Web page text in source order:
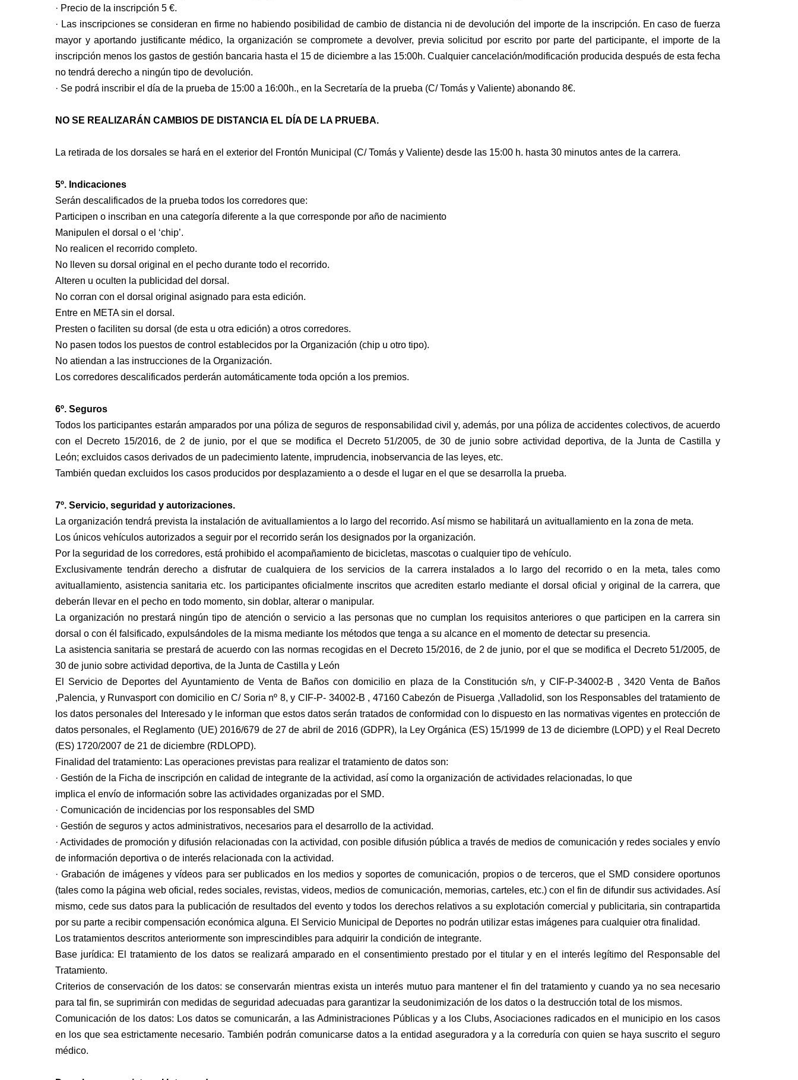
· Precio de la inscripción 5 €.
· Las inscripciones se consideran en firme no habiendo posibilidad de cambio de distancia ni dedevolución del importe de la inscripción. En caso de fuerza
mayor y aportando justificante médico, la organización se compromete a devolver, previa solicitud por escrito por parte del participante, el importe de la
inscripción menos los gastos de gestión bancaria hasta el 15 de diciembre a las 15:00h. Cualquier cancelación/modificación producida después de esta fecha
no tendrá derecho a ningún tipo de devolución.
· Se podrá inscribir el día de la prueba de 15:00 a 16:00h., en la Secretaría de la prueba (C/ Tomás y Valiente) abonando 8€.
NO SE REALIZARÁN CAMBIOS DE DISTANCIA EL DÍA DE LA PRUEBA.
La retirada de los dorsales se hará en el exterior del Frontón Municipal (C/ Tomás y Valiente) desde las 15:00 h. hasta 30 minutos antes de la carrera.
5º. Indicaciones
Serán descalificados de la prueba todos los corredores que:
Participen o inscriban en una categoría diferente a la que corresponde por año de nacimiento
Manipulen el dorsal o el ‘chip’.
No realicen el recorrido completo.
No lleven su dorsal original en el pecho durante todo el recorrido.
Alteren u oculten la publicidad del dorsal.
No corran con el dorsal original asignado para esta edición.
Entre en META sin el dorsal.
Presten o faciliten su dorsal (de esta u otra edición) a otros corredores.
No pasen todos los puestos de control establecidos por la Organización (chip u otro tipo).
No atiendan a las instrucciones de la Organización.
Los corredores descalificados perderán automáticamente toda opción a los premios.
6º. Seguros
Todos los participantes estarán amparados por una póliza de seguros de responsabilidad civil y,además, por una póliza de accidentes colectivos, de acuerdo
con el Decreto 15/2016, de 2 de junio, por el que se modifica el Decreto 51/2005, de 30 de junio sobre actividad deportiva, de la Junta de Castilla y
León; excluidos casos derivados de un padecimiento latente, imprudencia, inobservancia de las leyes, etc.
También quedan excluidos los casos producidos por desplazamiento a o desde el lugar en el que se desarrolla la prueba.
7º. Servicio, seguridad y autorizaciones.
La organización tendrá prevista la instalación de avituallamientos a lo largo del recorrido. Así mismo se habilitará un avituallamiento en la zona de meta.
Los únicos vehículos autorizados a seguir por el recorrido serán los designados por la organización.
Por la seguridad de los corredores, está prohibido el acompañamiento de bicicletas, mascotas o cualquier tipo de vehículo.
Exclusivamente tendrán derecho a disfrutar de cualquiera de los servicios de la carrera instalados a
lo largo del recorrido o en la meta, tales como
avituallamiento, asistencia sanitaria etc. los participantesoficialmente inscritos que acrediten estarlo mediante el dorsal oficial y original de la carrera, que
deberán
llevar en el pecho en todo momento, sin doblar, alterar o manipular.
La organización no prestará ningún tipo de atención o servicio a las personas que no cumplan los requisitos anteriores o que participen en la carrera sin
dorsal o con él falsificado, expulsándoles de la misma mediante los métodos que tenga a su alcance en el momento de detectar su presencia.
La asistencia sanitaria se prestará de acuerdo con las normas recogidas en el Decreto 15/2016, de 2 de junio, por el que se modifica el Decreto 51/2005, de
30 de junio sobre actividad deportiva, de la Junta de Castilla y León
El Servicio de Deportes del Ayuntamiento de Venta de Baños con domicilio en plaza de la Constitución s/n, y CIF-P-34002-B , 3420 Venta de Baños
,Palencia, y Runvasport con domicilio en C/ Soria nº 8, y CIF-P- 34002-B , 47160 Cabezón de Pisuerga ,Valladolid, son los Responsables del tratamiento de
los datos personales del Interesado y le informan que estos datos serán tratados de conformidad con lo dispuesto en las normativas vigentes en protección de
datos personales, el Reglamento (UE) 2016/679 de 27 de abril de 2016 (GDPR), la Ley Orgánica (ES) 15/1999 de 13 de diciembre (LOPD) y el Real Decreto
(ES) 1720/2007 de 21 de diciembre (RDLOPD).
Finalidad del tratamiento: Las operaciones previstas para realizar el tratamiento de datos son:
· Gestión de la Ficha de inscripción en calidad de integrante de la actividad, así como la organización de actividades relacionadas, lo que
implica el envío de información sobre las actividades organizadas por el SMD.
· Comunicación de incidencias por los responsables del SMD
· Gestión de seguros y actos administrativos, necesarios para el desarrollo de la actividad.
· Actividades de promoción y difusión relacionadas con la actividad, con posible difusión pública a través de medios de comunicación y redes sociales y envío
de información deportiva o de interés relacionada con la actividad.
· Grabación de imágenes y vídeos para ser publicados en los medios y soportes de comunicación, propios o de terceros, que el SMD considere oportunos
(tales como la página web oficial, redes sociales, revistas, videos, medios de comunicación, memorias, carteles, etc.)con el fin de difundir sus actividades. Así
mismo, cede sus datos para la publicación de resultados del evento y todos los derechos relativos a su explotación comercial y publicitaria, sin contrapartida
por su parte a recibir compensación económica alguna. El Servicio Municipal de Deportes no podrán utilizar estas imágenes para cualquier otra finalidad.
Los tratamientos descritos anteriormente son imprescindibles para adquirir la condición de integrante.
Base jurídica: El tratamiento de los datos se realizará amparado en el consentimiento prestado por el titular y en el interés legítimo del Responsable del
Tratamiento.
Criterios de conservación de los datos: se conservarán mientras exista un interés mutuo para mantener el fin del tratamiento y cuando ya no sea necesario
para tal fin, se suprimirán con medidas de seguridad adecuadas para garantizar la seudonimización de los datos o la destrucción total de los mismos.
Comunicación de los datos: Los datos se comunicarán, a las Administraciones Públicas y a los Clubs, Asociaciones radicados en el municipio en los casos
en los que sea estrictamente necesario. También podrán comunicarse datos a la entidad aseguradora y a la correduría con quien se hayasuscrito el seguro
médico.